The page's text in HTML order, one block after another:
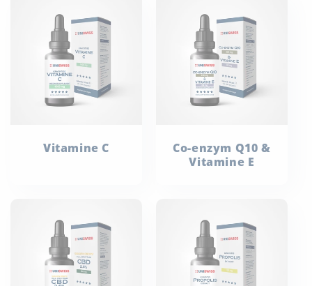
Vitamine C
Co-enzym Q10 &
Vitamine E